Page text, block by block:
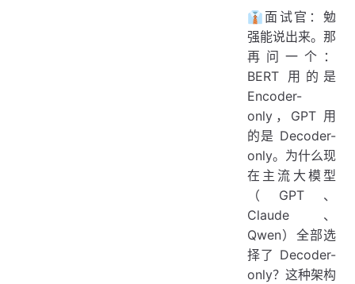
👔面试官：勉
强能说出来。那
再问一个：
BERT 用的是
Encoder-
only，GPT 用
的是 Decoder-
only。为什么现
在主流大模型
（GPT、
Claude、
Qwen）全部选
择了 Decoder-
only？这种架构